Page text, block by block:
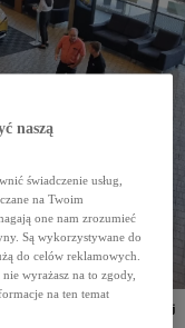
osób. W salonach marki w całej
tego popularnego crossovera.
naszą
świadczenie usług,
na Twoim
one nam zrozumieć
Są wykorzystywane do
do celów reklamowych.
wyrażasz na to zgody,
na ten temat